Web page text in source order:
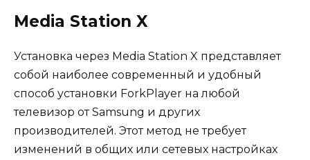
Media Station X
Установка через Media Station X представляет
собой наиболее современный и удобный
способ установки ForkPlayer на любой
телевизор от Samsung и других
производителей. Этот метод не требует
изменений в общих или сетевых настройках